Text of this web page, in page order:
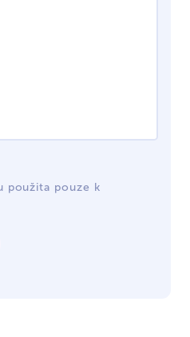
použita pouze k